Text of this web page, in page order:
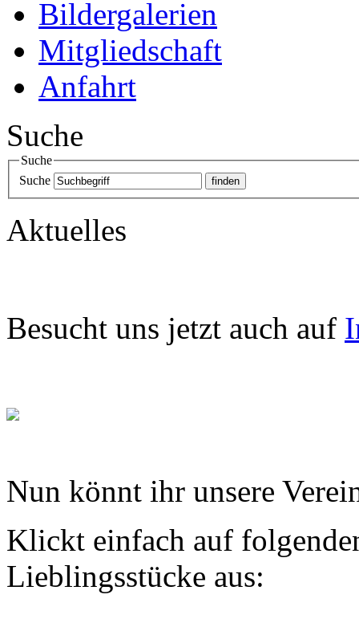
Bildergalerien
Mitgliedschaft
Anfahrt
Suche
Suche
Suche
Aktuelles
Besucht uns jetzt auch auf
Nun könnt ihr unsere
Klickt einfach auf
Lieblingsstücke aus: